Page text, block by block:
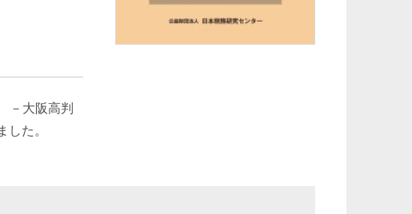
－大阪高判
た。